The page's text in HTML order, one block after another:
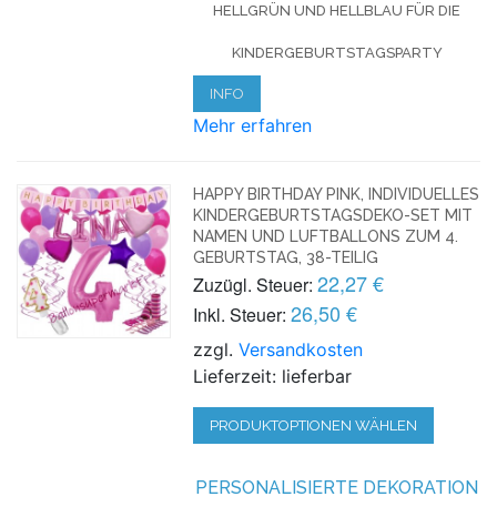
HELLGRÜN UND HELLBLAU FÜR DIE
KINDERGEBURTSTAGSPARTY
INFO
Mehr erfahren
HAPPY BIRTHDAY PINK, INDIVIDUELLES
KINDERGEBURTSTAGSDEKO-SET MIT
NAMEN UND LUFTBALLONS ZUM 4.
GEBURTSTAG, 38-TEILIG
Zuzügl. Steuer: 22,27 €
Inkl. Steuer: 26,50 €
zzgl.Versandkosten
Lieferzeit: lieferbar
PRODUKTOPTIONEN WÄHLEN
PERSONALISIERTE DEKORATION